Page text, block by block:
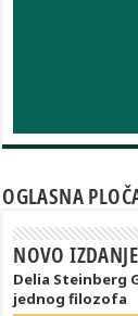
OGLASNA
NOVO
Delia Steinberg
jednog filozofa